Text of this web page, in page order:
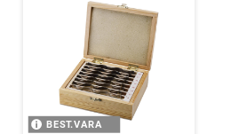
BEST.VARA